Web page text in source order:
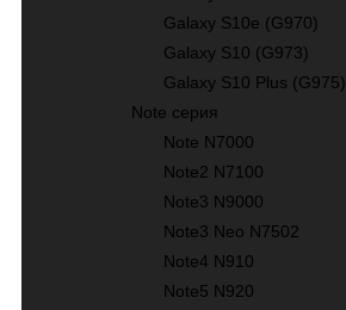
Galaxy S10е (G970)
Galaxy S10 (G973)
Galaxy S10 Plus (G975)
Note серия
Note N7000
Note2 N7100
Note3 N9000
Note3 Neo N7502
Note4 N910
Note5 N920